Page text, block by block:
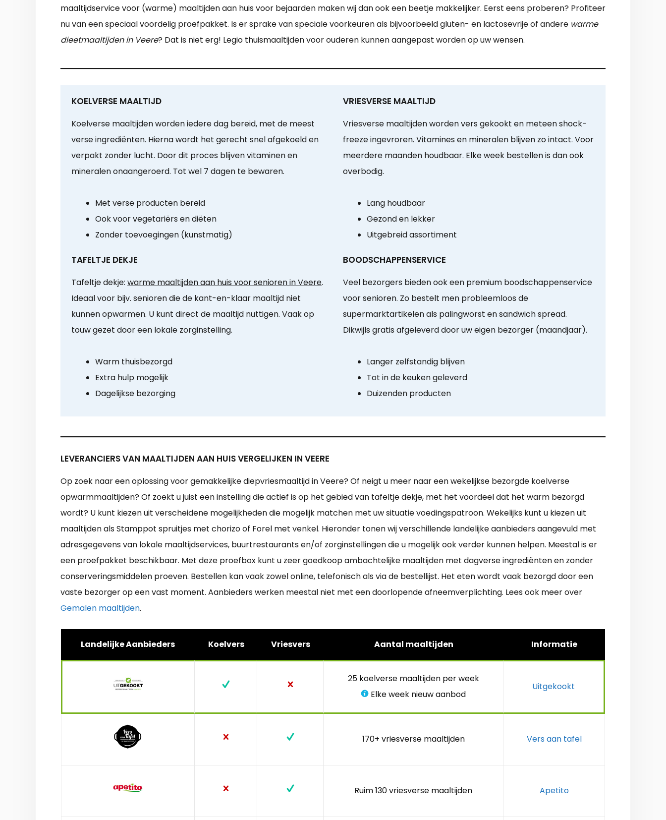
maaltijdservice voor (warme) maaltijden aan huis voor bejaarden maken wij dan ook een beetje makkelijker. Eerst eens proberen? Profiteer
nu van een speciaal voordelig proefpakket. Is er sprake van speciale voorkeuren als bijvoorbeeld gluten- en lactosevrije of andere warme
dieetmaaltijden in Veere? Dat is niet erg! Legio thuismaaltijden voor ouderen kunnen aangepast worden op uw wensen.
KOELVERSE MAALTIJD
Koelverse maaltijden worden iedere dag bereid, met de meest
verse ingrediënten. Hierna wordt het gerecht snel afgekoeld en
verpakt zonder lucht. Door dit proces blijven vitaminen en
mineralen onaangeroerd. Tot wel 7 dagen te bewaren.
Met verse producten bereid
Ook voor vegetariërs en diëten
Zonder toevoegingen (kunstmatig)
VRIESVERSE MAALTIJD
Vriesverse maaltijden worden vers gekookt en meteen shock-
freeze ingevroren. Vitamines en mineralen blijven zo intact. Voor
meerdere maanden houdbaar. Elke week bestellen is dan ook
overbodig.
Lang houdbaar
Gezond en lekker
Uitgebreid assortiment
TAFELTJE DEKJE
Tafeltje dekje: warme maaltijden aan huis voor senioren in Veere.
Ideaal voor bijv. senioren die de kant-en-klaar maaltijd niet
kunnen opwarmen. U kunt direct de maaltijd nuttigen. Vaak op
touw gezet door een lokale zorginstelling.
Warm thuisbezorgd
Extra hulp mogelijk
Dagelijkse bezorging
BOODSCHAPPENSERVICE
Veel bezorgers bieden ook een premium boodschappenservice
voor senioren. Zo bestelt men probleemloos de
supermarktartikelen als palingworst en sandwich spread.
Dikwijls gratis afgeleverd door uw eigen bezorger (maandjaar).
Langer zelfstandig blijven
Tot in de keuken geleverd
Duizenden producten
LEVERANCIERS VAN MAALTIJDEN AAN HUIS VERGELIJKEN IN VEERE
Op zoek naar een oplossing voor gemakkelijke diepvriesmaaltijd in Veere? Of neigt u meer naar een wekelijkse bezorgde koelverse
opwarmmaaltijden? Of zoekt u juist een instelling die actief is op het gebied van tafeltje dekje, met het voordeel dat het warm bezorgd
wordt? U kunt kiezen uit verscheidene mogelijkheden die mogelijk matchen met uw situatie voedingspatroon. Wekelijks kunt u kiezen uit
maaltijden als Stamppot spruitjes met chorizo of Forel met venkel. Hieronder tonen wij verschillende landelijke aanbieders aangevuld met
adresgegevens van lokale maaltijdservices, buurtrestaurants en/of zorginstellingen die u mogelijk ook verder kunnen helpen. Meestal is er
een proefpakket beschikbaar. Met deze proefbox kunt u zeer goedkoop ambachtelijke maaltijden met dagverse ingrediënten en zonder
conserveringsmiddelen proeven. Bestellen kan vaak zowel online, telefonisch als via de bestellijst. Het eten wordt vaak bezorgd door een
vaste bezorger op een vast moment. Aanbieders werken meestal niet met een doorlopende afneemverplichting. Lees ook meer over
Gemalen maaltijden.
Landelijke Aanbieders Koelvers Vriesvers Aantal maaltijden Informatie
25 koelverse maaltijden per week
Elke week nieuw aanbod
Uitgekookt
170+ vriesverse maaltijden Vers aan tafel
Ruim 130 vriesverse maaltijden Apetito